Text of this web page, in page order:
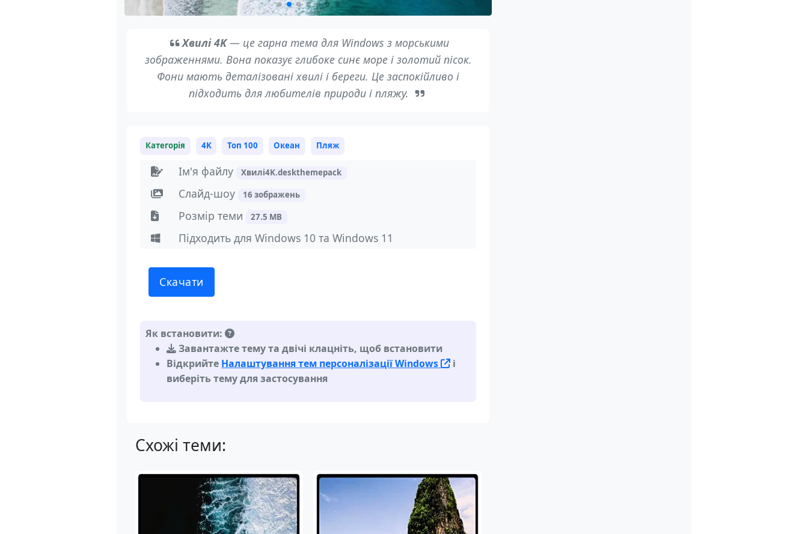
Хвилі 4K— це гарна тема для Windows з морськими
зображеннями. Вона показує глибоке синє море і золотий пісок.
Фони мають деталізовані хвилі і береги. Це заспокійливо і
підходить для любителів природи і пляжу.
Категорія 4K Топ 100 Океан Пляж
Ім'я файлу Хвилі4K.deskthemepack
Слайд-шоу 16 зображень
Розмір теми 27.5 MB
Підходить для Windows 10 та Windows 11
Скачати
Як встановити:
Завантажте тему та двічі клацніть, щоб встановити
Відкрийте Налаштування тем персоналізації Windows
і
виберіть тему для застосування
Схожі теми: